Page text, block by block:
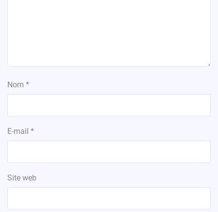
Nom *
E-mail *
Site web